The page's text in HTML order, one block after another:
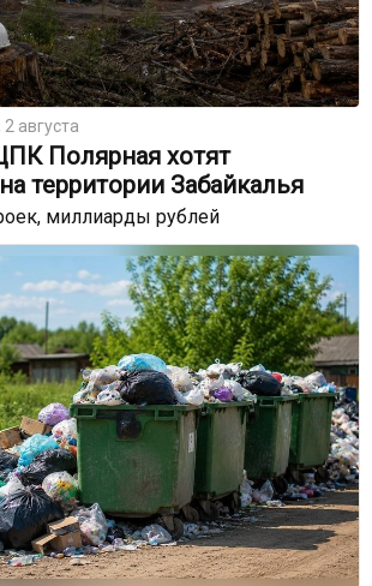
2 августа
Полярная хотят
территории Забайкалья
миллиарды рублей